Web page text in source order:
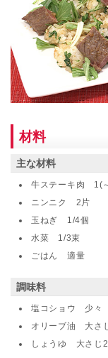
材料
主な材料
牛ステーキ肉 1(
ニンニク 2片
玉ねぎ 1/4個
水菜 1/3束
ごはん 適量
調味料
塩コショウ 少々
オリーブ油 大さ
しょうゆ 大さじ2